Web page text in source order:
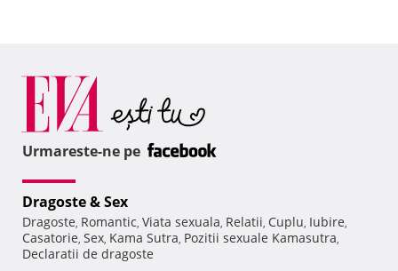
Urmareste-ne pe
Dragoste & Sex
Dragoste, Romantic, Viata sexuala, Relatii, Cuplu, Iubire,
Casatorie, Sex, Kama Sutra, Pozitii sexuale Kamasutra,
Declaratii de dragoste